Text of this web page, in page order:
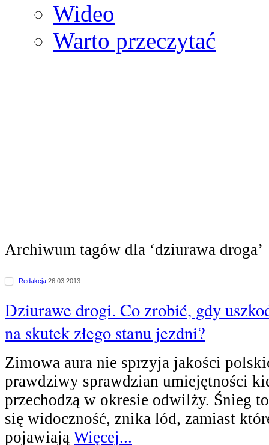
Wideo
Warto przeczytać
Archiwum tagów dla ‘dziurawa droga’
Redakcja 26.03.2013
Dziurawe drogi. Co zrobić, gdy
na skutek złego stanu jezdni?
Zimowa aura nie sprzyja jakości
prawdziwy sprawdzian umiejętności
przechodzą w okresie odwilży. Śnieg
się widoczność, znika lód, zamiast
pojawiają Więcej...